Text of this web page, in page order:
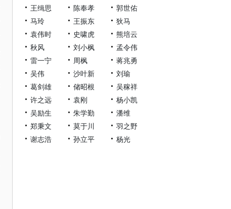
王缉思
陈奉孝
郭世佑
马玲
王振东
狄马
袁伟时
史啸虎
熊培云
秋风
刘小枫
孟令伟
雷一宁
周枫
蒋兆勇
吴伟
沙叶新
刘瑜
葛剑雄
储昭根
吴稼祥
许之远
袁刚
杨小凯
吴励生
朱学勤
潘维
郑秉文
莫于川
羽之野
谢志浩
孙立平 杨光